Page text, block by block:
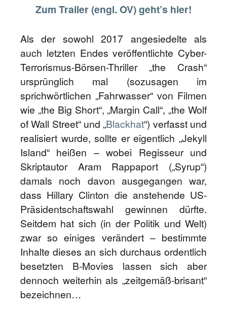
Zum Trailer (engl. OV) geht’s hier!
Als der sowohl 2017 angesiedelte als
auch letzten Endes veröffentlichte Cyber-
Terrorismus-Börsen-Thriller „the Crash“
ursprünglich mal (sozusagen im
sprichwörtlichen „Fahrwasser“ von Filmen
wie „the Big Short“, „Margin Call“, „the Wolf
of Wall Street“ und „Blackhat“) verfasst und
realisiert wurde, sollte er eigentlich „Jekyll
Island“ heißen – wobei Regisseur und
Skriptautor Aram Rappaport („Syrup“)
damals noch davon ausgegangen war,
dass Hillary Clinton die anstehende US-
Präsidentschaftswahl gewinnen dürfte.
Seitdem hat sich (in der Politik und Welt)
zwar so einiges verändert – bestimmte
Inhalte dieses an sich durchaus ordentlich
besetzten B-Movies lassen sich aber
dennoch weiterhin als „zeitgemäß-brisant“
bezeichnen…